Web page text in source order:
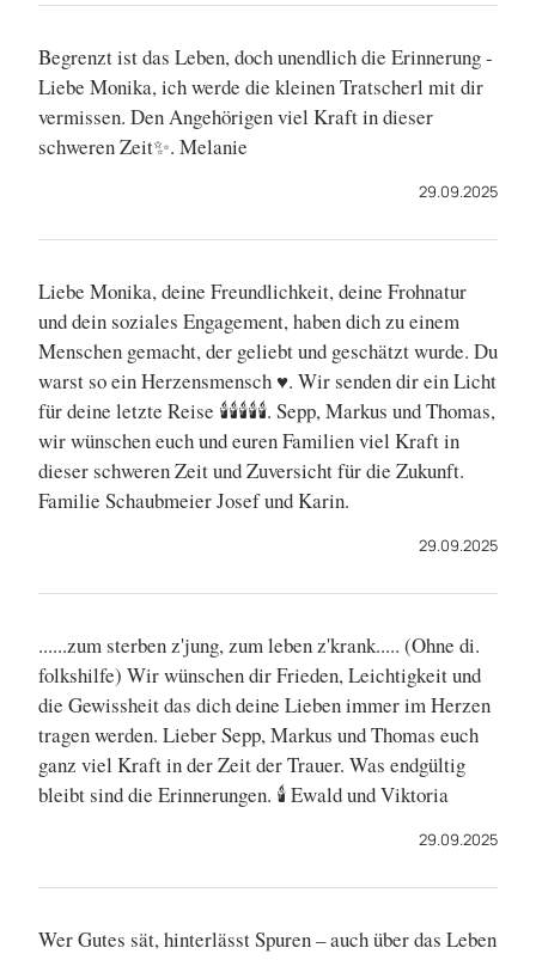
Begrenzt ist das Leben, doch unendlich die Erinnerung -
Liebe Monika, ich werde die kleinen Tratscherl mit dir
vermissen. Den Angehörigen viel Kraft in dieser
schweren Zeit✨. Melanie
29.09.2025
Liebe Monika, deine Freundlichkeit, deine Frohnatur
und dein soziales Engagement, haben dich zu einem
Menschen gemacht, der geliebt und geschätzt wurde. Du
warst so ein Herzensmensch ♥️. Wir senden dir ein Licht
für deine letzte Reise 🕯🕯🕯🕯🕯. Sepp, Markus und Thomas,
wir wünschen euch und euren Familien viel Kraft in
dieser schweren Zeit und Zuversicht für die Zukunft.
Familie Schaubmeier Josef und Karin.
29.09.2025
......zum sterben z'jung, zum leben z'krank..... (Ohne di.
folkshilfe) Wir wünschen dir Frieden, Leichtigkeit und
die Gewissheit das dich deine Lieben immer im Herzen
tragen werden. Lieber Sepp, Markus und Thomas euch
ganz viel Kraft in der Zeit der Trauer. Was endgültig
bleibt sind die Erinnerungen. 🕯️ Ewald und Viktoria
29.09.2025
Wer Gutes sät, hinterlässt Spuren – auch über das Leben